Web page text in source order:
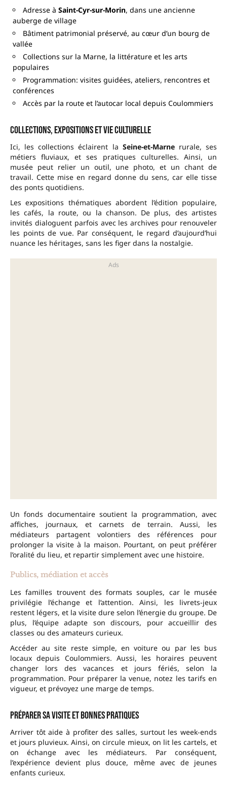
Adresse à Saint-Cyr-sur-Morin, dans une ancienne
auberge de village
Bâtiment patrimonial préservé, au cœur d’un bourg de
vallée
Collections sur la Marne, la littérature et les arts
populaires
Programmation: visites guidées, ateliers, rencontres et
conférences
Accès par la route et l’autocar local depuis Coulommiers
Collections, expositions et vie culturelle
Ici, les collections éclairent la Seine-et-Marnerurale, ses
métiers fluviaux, et ses pratiques culturelles. Ainsi, un
musée peut relier un outil, une photo, et un chant de
travail. Cette mise en regard donne du sens, car elle tisse
des ponts quotidiens.
Les expositions thématiques abordent l’édition populaire,
les cafés, la route, ou la chanson. De plus, des artistes
invités dialoguent parfois avec les archives pour renouveler
les points de vue. Par conséquent, le regard d’aujourd’hui
nuance les héritages, sans les figer dans la nostalgie.
Un fonds documentaire soutient la programmation, avec
affiches, journaux, et carnets de terrain. Aussi, les
médiateurs partagent volontiers des références pour
prolonger la visite à la maison. Pourtant, on peut préférer
l’oralité du lieu, et repartir simplement avec une histoire.
Publics, médiation et accès
Les familles trouvent des formats souples, car le musée
privilégie l’échange et l’attention. Ainsi, les livrets-jeux
restent légers, et la visite dure selon l’énergie du groupe. De
plus, l’équipe adapte son discours, pour accueillir des
classes ou des amateurs curieux.
Accéder au site reste simple, en voiture ou par les bus
locaux depuis Coulommiers. Aussi, les horaires peuvent
changer lors des vacances et jours fériés, selon la
programmation. Pour préparer la venue, notez les tarifs en
vigueur, et prévoyez une marge de temps.
Préparer sa visite et bonnes pratiques
Arriver tôt aide à profiter des salles, surtout les week-ends
et jours pluvieux. Ainsi, on circule mieux, on lit les cartels, et
on échange avec les médiateurs. Par conséquent,
l’expérience devient plus douce, même avec de jeunes
enfants curieux.